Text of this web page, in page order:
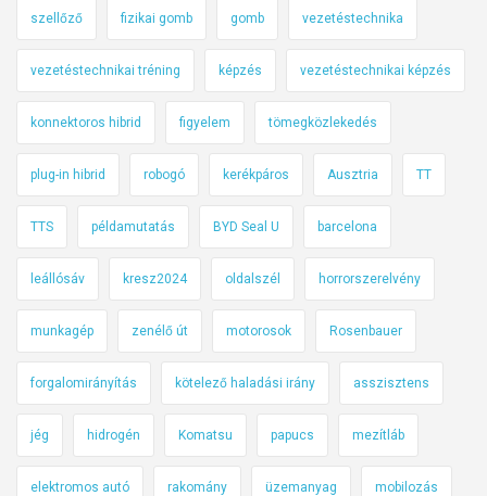
szellőző fizikai gomb gomb vezetéstechnika
vezetéstechnikai tréning képzés vezetéstechnikai képzés
konnektoros hibrid figyelem tömegközlekedés
plug-in hibrid robogó kerékpáros Ausztria TT
TTS példamutatás BYD Seal U barcelona
leállósáv kresz2024 oldalszél horrorszerelvény
munkagép zenélő út motorosok Rosenbauer
forgalomirányítás kötelező haladási irány asszisztens
jég hidrogén Komatsu papucs mezítláb
elektromos autó rakomány üzemanyag mobilozás